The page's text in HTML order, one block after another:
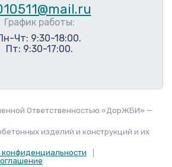
График работы:
Чт: 9:30-18:00.
Пт: 9:30-17:00.
Ответственностью «ДорЖБИ» —
изделий и конструкций и их
конфиденциальности